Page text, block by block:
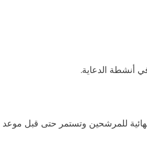
أنشطة الدعاية.
الاقتراع بـ24 ساعة، حيث يبدأ بعدها ما يُعرف